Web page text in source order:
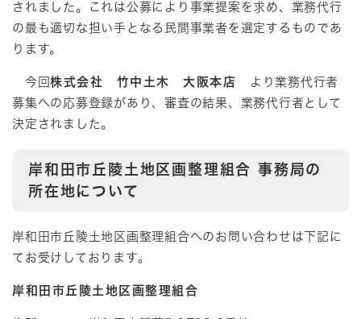
されました。これは公募により事業提案を求め、業務代行
の最も適切な担い手となる民間事業者を選定するものであ
ります。
今回株式会社 竹中土木 大阪本店
より業務代行者
募集への応募登録があり、審査の結果、業務代行者として
決定されました。
岸和田市丘陵土地区画整理組合 事務局の
所在地について
岸和田市丘陵土地区画整理組合へのお問い合わせは下記に
てお受けしております。
岸和田市丘陵土地区画整理組合